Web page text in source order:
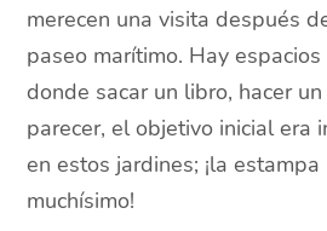
merecen una visita después
paseo marítimo. Hay
donde sacar un libro, hacer
parecer, el objetivo inicial era
en estos jardines; ¡la
muchísimo!